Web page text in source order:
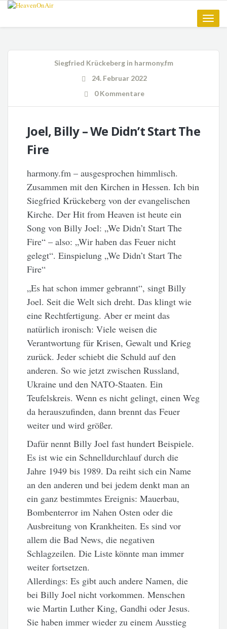
Toggle
Siegfried Krückebergin harmony.fm
24. Februar 2022
0 Kommentare
Joel, Billy – We Didn’t Start The
Fire
harmony.fm – ausgesprochen himmlisch.
Zusammen mit den Kirchen in Hessen. Ich bin
Siegfried Krückeberg von der evangelischen
Kirche. Der Hit from Heaven ist heute ein
Song von Billy Joel: „We Didn’t Start The
Fire“ – also: „Wir haben das Feuer nicht
gelegt“. Einspielung „We Didn’t Start The
Fire“
„Es hat schon immer gebrannt“, singt Billy
Joel. Seit die Welt sich dreht. Das klingt wie
eine Rechtfertigung. Aber er meint das
natürlich ironisch: Viele weisen die
Verantwortung für Krisen, Gewalt und Krieg
zurück. Jeder schiebt die Schuld auf den
anderen. So wie jetzt zwischen Russland,
Ukraine und den NATO-Staaten. Ein
Teufelskreis. Wenn es nicht gelingt, einen Weg
da herauszufinden, dann brennt das Feuer
weiter und wird größer.
Dafür nennt Billy Joel fast hundert Beispiele.
Es ist wie ein Schnelldurchlauf durch die
Jahre 1949 bis 1989. Da reiht sich ein Name
an den anderen und bei jedem denkt man an
ein ganz bestimmtes Ereignis: Mauerbau,
Bombenterror im Nahen Osten oder die
Ausbreitung von Krankheiten. Es sind vor
allem die Bad News, die negativen
Schlagzeilen. Die Liste könnte man immer
weiter fortsetzen.
Allerdings: Es gibt auch andere Namen, die
bei Billy Joel nicht vorkommen. Menschen
wie Martin Luther King, Gandhi oder Jesus.
Sie haben immer wieder zu einem Ausstieg